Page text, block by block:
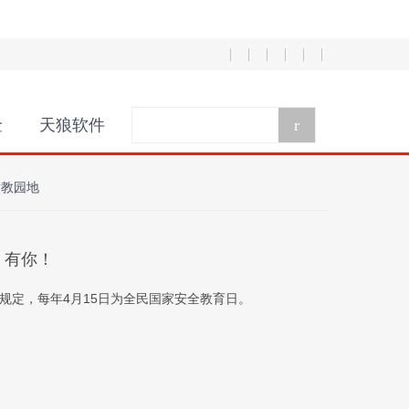
天狼软件 r
园地
你！
，每年4月15日为全民国家安全教育日。